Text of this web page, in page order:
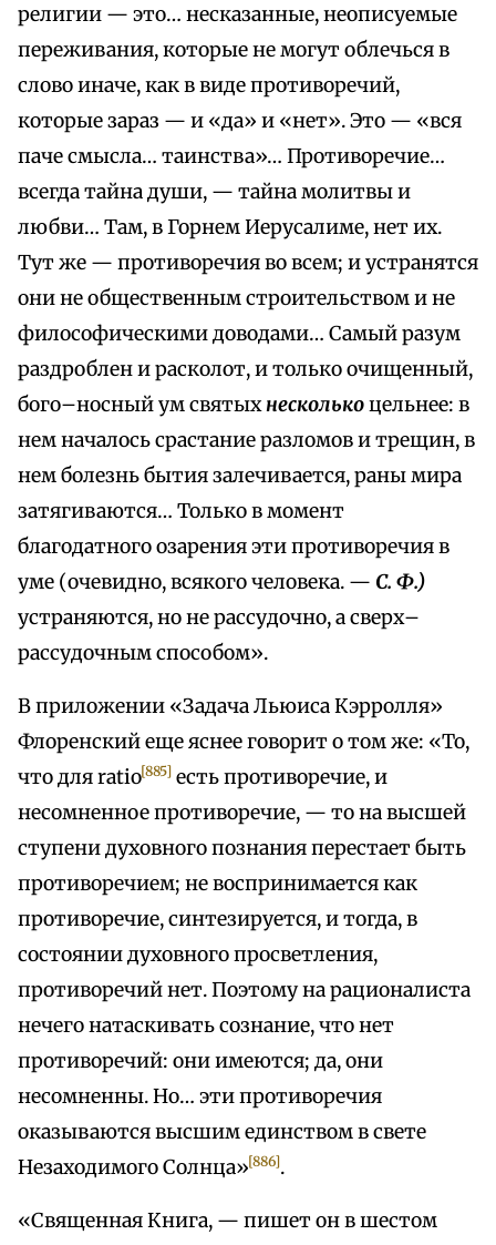
религии — это… несказанные, неописуемые
переживания, которые не могут облечься в
слово иначе, как в виде противоречий,
которые зараз — и «да» и «нет». Это — «вся
паче смысла… таинства»… Противоречие…
всегда тайна души, — тайна молитвы и
любви… Там, в Горнем Иерусалиме, нет их.
Тут же — противоречия во всем; и устранятся
они не общественным строительством и не
философическими доводами… Самый разум
раздроблен и расколот, и только очищенный,
бого–носный ум святыхнесколькоцельнее: в
нем началось срастание разломов и трещин, в
нем болезнь бытия залечивается, раны мира
затягиваются… Только в момент
благодатного озарения эти противоречия в
уме (очевидно, всякого человека. — С. Ф.)
устраняются, но не рассудочно, а сверх–
рассудочным способом».
В приложении «Задача Льюиса Кэрролля»
Флоренский еще яснее говорит о том же: «То,
что для ratio[885] есть противоречие, и
несомненное противоречие, — то на высшей
ступени духовного познания перестает быть
противоречием; не воспринимается как
противоречие, синтезируется, и тогда, в
состоянии духовного просветления,
противоречий нет. Поэтому на рационалиста
нечего натаскивать сознание, что нет
противоречий: они имеются; да, они
несомненны. Но… эти противоречия
оказываются высшим единством в свете
Незаходимого Солнца»[886].
«Священная Книга, — пишет он в шестом